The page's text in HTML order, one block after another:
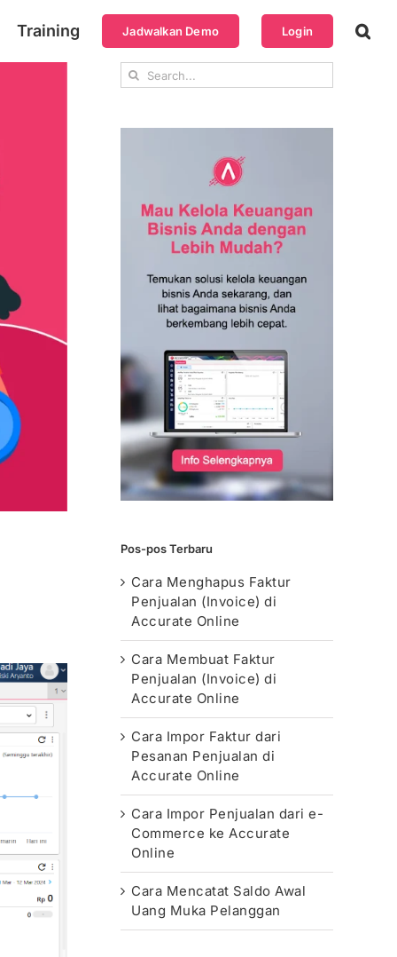
Training Jadwalkan Demo Login
Search
for:
Pos-pos Terbaru
Cara Menghapus Faktur
Penjualan (Invoice) di
Accurate Online
Cara Membuat Faktur
Penjualan (Invoice) di
Accurate Online
Cara Impor Faktur dari
Pesanan Penjualan di
Accurate Online
Cara Impor Penjualan dari e-
Commerce ke Accurate
Online
Cara Mencatat Saldo Awal
Uang Muka Pelanggan